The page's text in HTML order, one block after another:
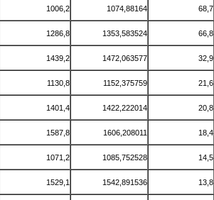
1006,2 1074,88164 68,7
1286,8 1353,583524 66,8
1439,2 1472,063577 32,9
1130,8 1152,375759 21,6
1401,4 1422,222014 20,8
1587,8 1606,208011 18,4
1071,2 1085,752528 14,5
1529,1 1542,891536 13,8